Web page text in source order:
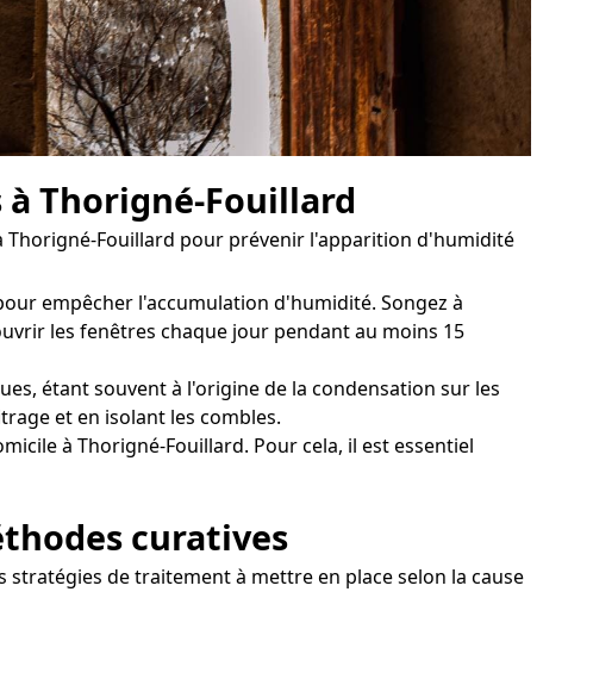
Thorigné-Fouillard
Thorigné-Fouillard pour prévenir l'apparition d'humidité
empêcher l'accumulation d'humidité. Songez à
les fenêtres chaque jour pendant au moins 15
étant souvent à l'origine de la condensation sur les
et en isolant les combles.
à Thorigné-Fouillard. Pour cela, il est essentiel
curatives
de traitement à mettre en place selon la cause